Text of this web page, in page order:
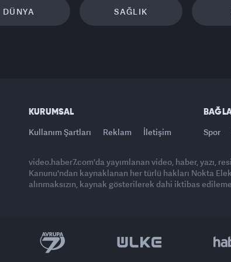
DÜNYA SAĞLIK
KURUMSAL
Kullanım Şartları Reklam İletişim Spor
video.haber7.com'da yayımlanan video, haber, yazı,
Kanunu'ndan kaynaklanan her türlü hakları Nokta
alınmaksızın, kaynak gösterilerek dahi iktibas